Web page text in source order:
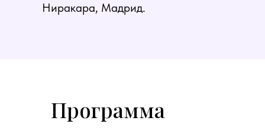
Ниракара, Мадрид.
Программа